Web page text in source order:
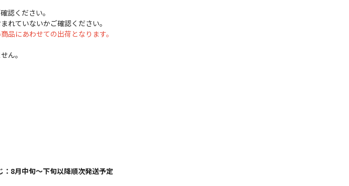
認ください。
れていないかご確認ください。
品にあわせての出荷となります。
ん。
8月中旬～下旬以降順次発送予定